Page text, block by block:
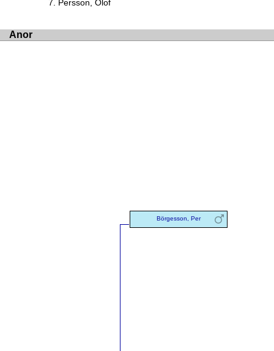
Persson, Olof
Anor
Börgesson, Per